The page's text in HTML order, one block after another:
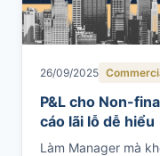
26/09/2025
P&L cho Non-
cáo lãi lỗ dễ hiểu
Làm Manager mà